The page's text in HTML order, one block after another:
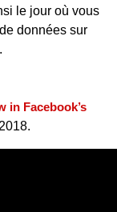
le jour où vous
données sur
.
in Facebook’s